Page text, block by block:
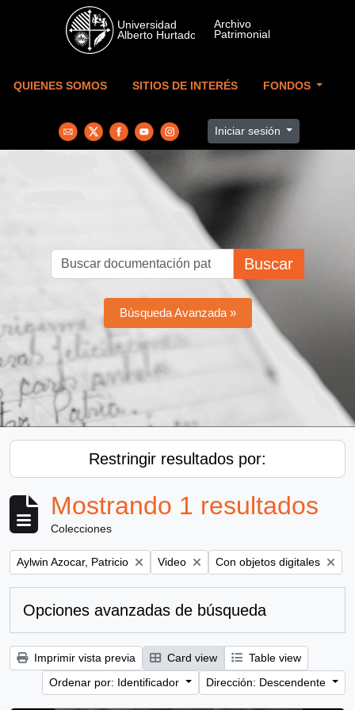
Skip to main content
QUIENES SOMOS SITIOS DE INTERÉS FONDOS
Iniciar sesión
Buscar
Búsqueda Avanzada »
Restringir resultados por:
Mostrando 1 resultados
Colecciones
Remove filter:
Aylwin Azocar, Patricio Remove filter:
Video Remove filter:
Con objetos digitales
Opciones avanzadas de búsqueda
Imprimir vista previa Card view
Table view
Ordenar por: Identificador
Dirección: Descendente